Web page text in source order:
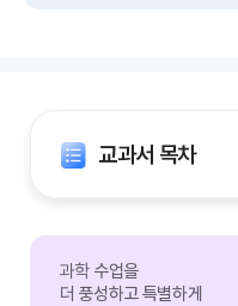
교과서 목차
과학 수업을
더 풍성하고 특별하게